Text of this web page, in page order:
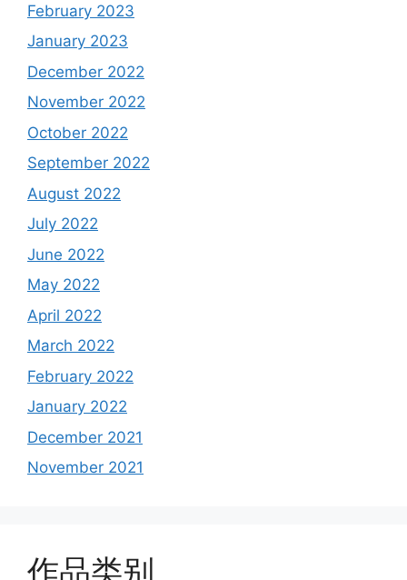
February 2023
January 2023
December 2022
November 2022
October 2022
September 2022
August 2022
July 2022
June 2022
May 2022
April 2022
March 2022
February 2022
January 2022
December 2021
November 2021
作品类别